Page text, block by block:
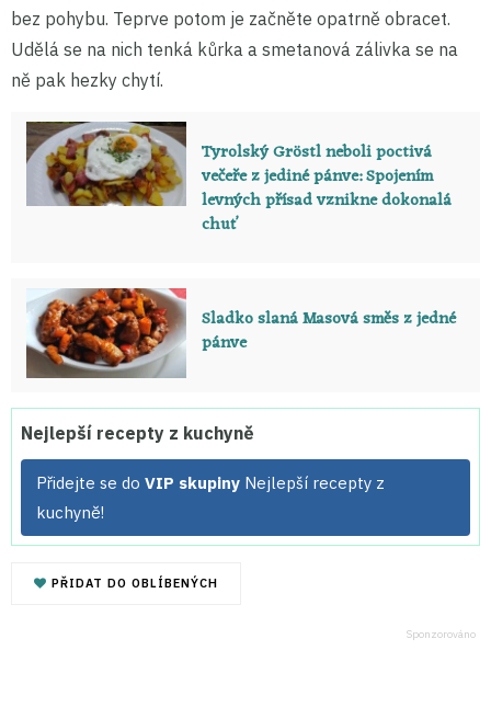
bez pohybu. Teprve potom je začněte opatrně obracet.
Udělá se na nich tenká kůrka a smetanová zálivka se na
ně pak hezky chytí.
Tyrolský Gröstl neboli poctivá
večeře z jediné pánve: Spojením
levných přísad vznikne dokonalá
chuť
Sladko slaná Masová směs z jedné
pánve
Nejlepší recepty z kuchyně
Přidejte se do VIP skupiny Nejlepší recepty z
kuchyně!
PŘIDAT DO OBLÍBENÝCH